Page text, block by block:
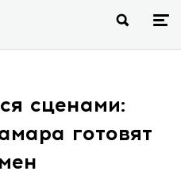
сценами:
готовят